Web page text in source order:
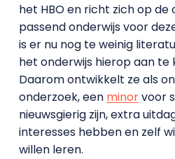
het HBO en richt zich op de
passend onderwijs voor
is er nu nog te weinig
het onderwijs hierop aan te
Daarom ontwikkelt ze als
onderzoek, een minorvoor
nieuwsgierig zijn, extra
interesses hebben en zelf
willen leren.